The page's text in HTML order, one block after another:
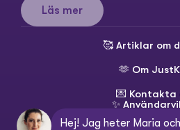
Läs mer
🥰 Artiklar om
🫶 Om
💌 Kontakta
✨
Hej! Jag heter Maria